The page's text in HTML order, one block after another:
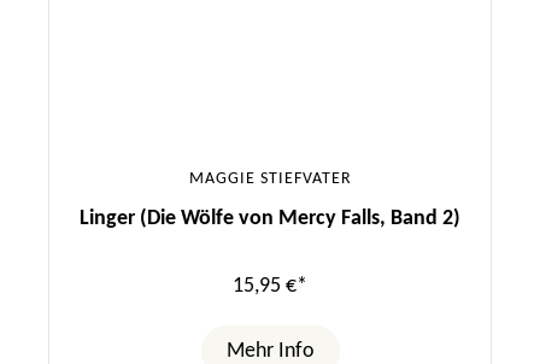
MAGGIE STIEFVATER
Linger (Die Wölfe von Mercy Falls, Band 2)
15,95 €*
Mehr Info